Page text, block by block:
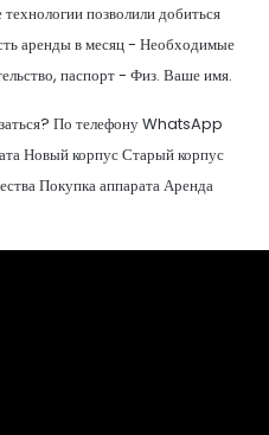
позволили добиться
аренды в месяц - Необходимые
паспорт - Физ. Ваше имя.
По телефону WhatsApp
Новый корпус Старый корпус
Покупка аппарата Аренда